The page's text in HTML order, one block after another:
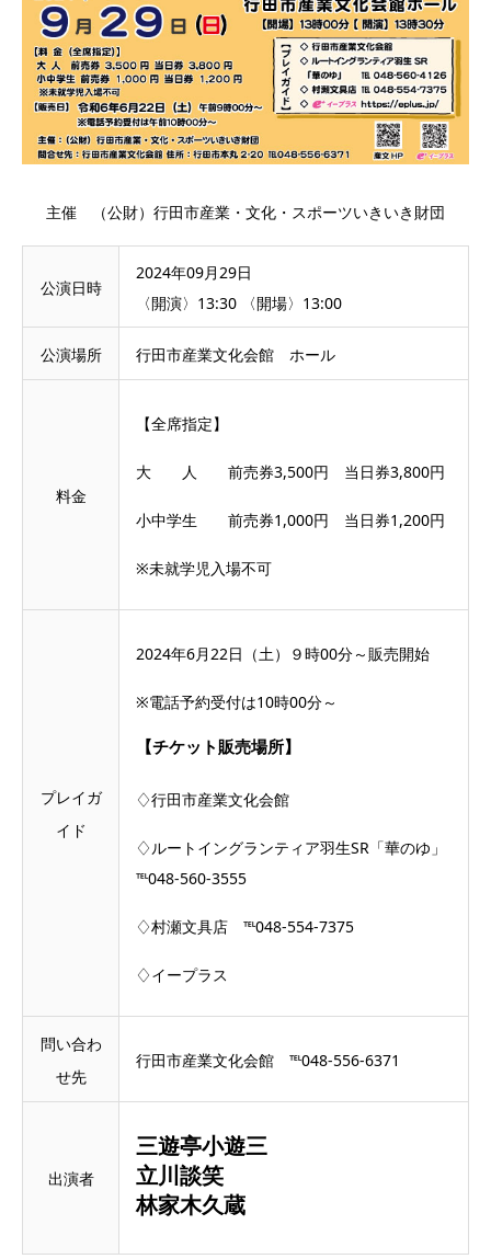
主催 （公財）行田市産業・文化・スポーツいきいき財団
公演日時
2024年09月29日
〈開演〉13:30 〈開場〉13:00
公演場所 行田市産業文化会館 ホール
料金
【全席指定】
大 人 前売券3,500円 当日券3,800円
小中学生 前売券1,000円 当日券1,200円
※未就学児入場不可
プレイガ
イド
2024年6月22日（土）９時00分～販売開始
※電話予約受付は10時00分～
【チケット販売場所】
♢行田市産業文化会館
♢ルートイングランティア羽生SR「華のゆ」
℡048-560-3555
♢村瀬文具店 ℡048-554-7375
♢イープラス
問い合わ
せ先
行田市産業文化会館 ℡048-556-6371
出演者
三遊亭小遊三
立川談笑
林家木久蔵